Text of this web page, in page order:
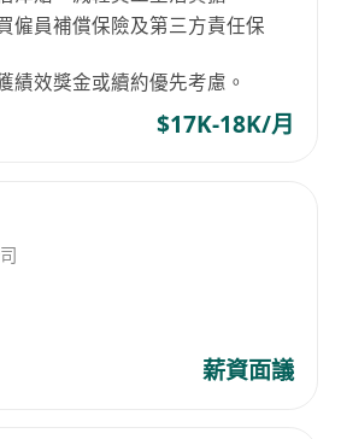
僱員補償保險及第三方責任保
績效獎金或續約優先考慮。
$17K-18K/月
薪資面議